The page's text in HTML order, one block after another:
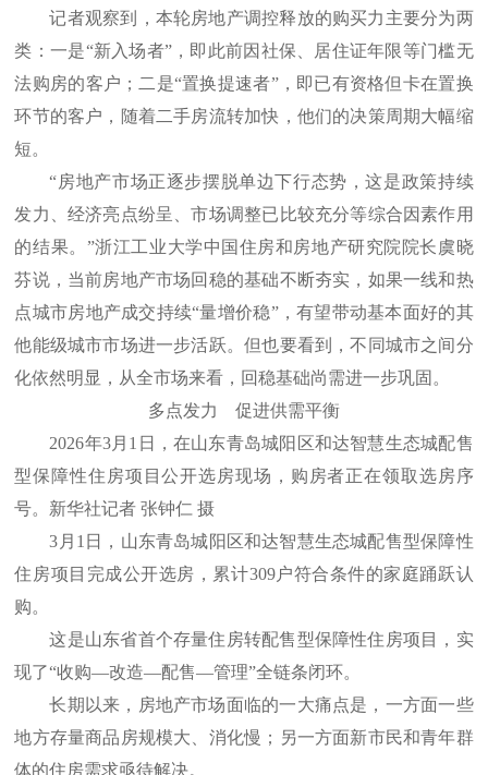
记者观察到，本轮房地产调控释放的购买力主要分为两
类：一是“新入场者”，即此前因社保、居住证年限等门槛无
法购房的客户；二是“置换提速者”，即已有资格但卡在置换
环节的客户，随着二手房流转加快，他们的决策周期大幅缩
短。
“房地产市场正逐步摆脱单边下行态势，这是政策持续
发力、经济亮点纷呈、市场调整已比较充分等综合因素作用
的结果。”浙江工业大学中国住房和房地产研究院院长虞晓
芬说，当前房地产市场回稳的基础不断夯实，如果一线和热
点城市房地产成交持续“量增价稳”，有望带动基本面好的其
他能级城市市场进一步活跃。但也要看到，不同城市之间分
化依然明显，从全市场来看，回稳基础尚需进一步巩固。
多点发力 促进供需平衡
2026年3月1日，在山东青岛城阳区和达智慧生态城配售
型保障性住房项目公开选房现场，购房者正在领取选房序
号。新华社记者 张钟仁 摄
3月1日，山东青岛城阳区和达智慧生态城配售型保障性
住房项目完成公开选房，累计309户符合条件的家庭踊跃认
购。
这是山东省首个存量住房转配售型保障性住房项目，实
现了“收购—改造—配售—管理”全链条闭环。
长期以来，房地产市场面临的一大痛点是，一方面一些
地方存量商品房规模大、消化慢；另一方面新市民和青年群
体的住房需求亟待解决。